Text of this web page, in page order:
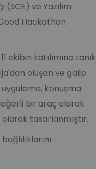
ve Yazılım
Hackathon
ekibin katılımına tanık
oluşan ve galip
uygulama, konuşma
bir araç olarak
tasarlanmıştır.